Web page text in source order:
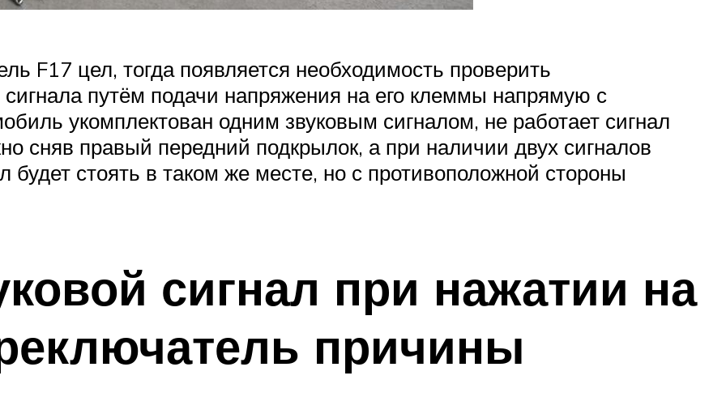
F17 цел, тогда появляется необходимость проверить
сигнала путём подачи напряжения на его клеммы напрямую с
укомплектован одним звуковым сигналом, не работает сигнал
сняв правый передний подкрылок, а при наличии двух сигналов
будет стоять в таком же месте, но с противоположной стороны
сигнал при нажатии на
причины